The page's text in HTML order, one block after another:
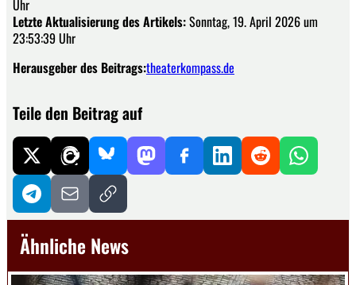
Uhr
Letzte Aktualisierung des Artikels:Sonntag, 19. April 2026 um
23:53:39 Uhr
Herausgeber des Beitrags:theaterkompass.de
Teile den Beitrag auf
Ähnliche News